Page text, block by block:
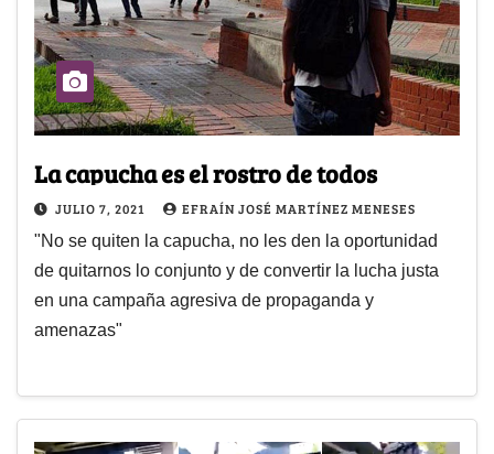
La capucha es el rostro de todos
JULIO 7, 2021 EFRAÍN JOSÉ MARTÍNEZ MENESES
"No se quiten la capucha, no les den la oportunidad
de quitarnos lo conjunto y de convertir la lucha justa
en una campaña agresiva de propaganda y
amenazas"